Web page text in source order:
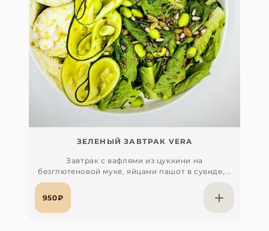
ЗЕЛЕНЫЙ ЗАВТРАК VERA
Завтрак с вафлями из цуккини на
безглютеновой муке, яйцами пашот в сувиде,...
950₽